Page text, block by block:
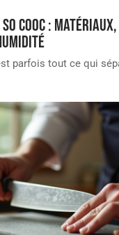
cooc :
parfois tout ce qui